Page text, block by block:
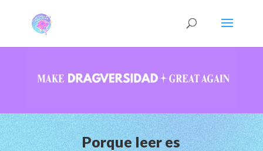
Porque leer es